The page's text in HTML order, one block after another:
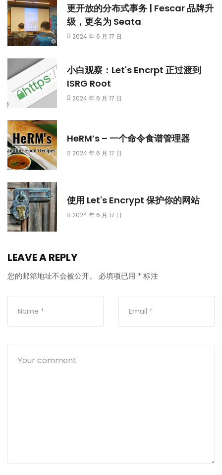
更开放的分布式事务 | Fescar 品牌升
级，更名为 Seata
2024 年 6 月 17 日
小白观察：Let's Encrpt 正过渡到
ISRG Root
2024 年 6 月 17 日
HeRM’s – 一个命令食谱管理器
2024 年 6 月 17 日
使用 Let's Encrypt 保护你的网站
2024 年 6 月 17 日
LEAVE A REPLY
您的邮箱地址不会被公开。 必填项已用 * 标注